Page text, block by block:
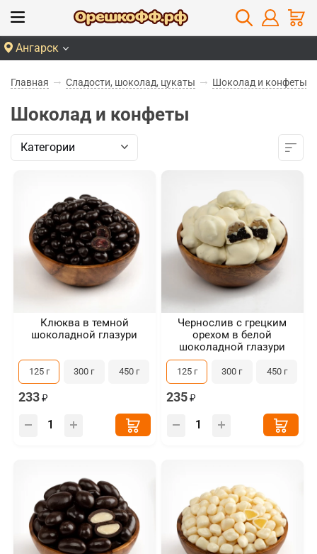
Ангарск
Главная Сладости, шоколад, цукаты Шоколад и конфеты
Шоколад и конфеты
Категории
Клюква в темной
шоколадной глазури
125 г 300 г 450 г
233
Чернослив с грецким
орехом в белой
шоколадной глазури
125 г 300 г 450 г
235